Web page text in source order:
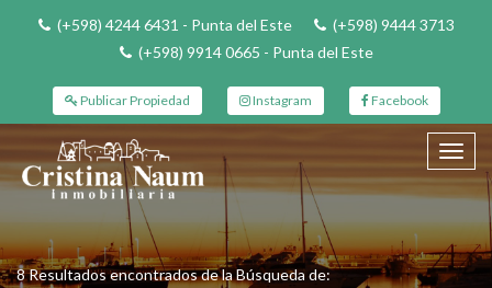
(+598) 4244 6431 - Punta del Este
(+598) 9444 3713
(+598) 9914 0665 - Punta del Este
Publicar Propiedad Instagram Facebook
8 Resultados encontrados de la Búsqueda de: